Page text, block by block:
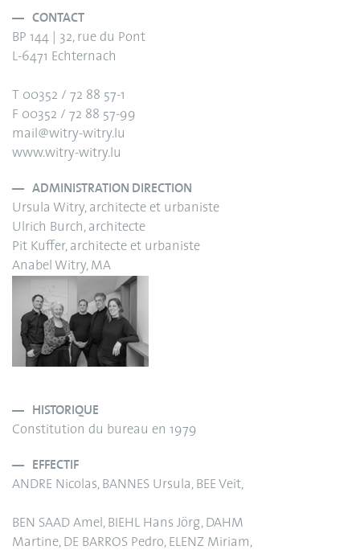
CONTACT
BP 144 | 32, rue du Pont
L-6471 Echternach
T 00352 / 72 88 57-1
F 00352 / 72 88 57-99
mail@witry-witry.lu
www.witry-witry.lu
ADMINISTRATION DIRECTION
Ursula Witry, architecte et urbaniste
Ulrich Burch, architecte
Pit Kuffer, architecte et urbaniste
Anabel Witry, MA
HISTORIQUE
Constitution du bureau en 1979
EFFECTIF
ANDRE Nicolas, BANNES Ursula, BEE Veit,
BEN SAAD Amel, BIEHL Hans Jörg, DAHM
Martine, DE BARROS Pedro, ELENZ Miriam,